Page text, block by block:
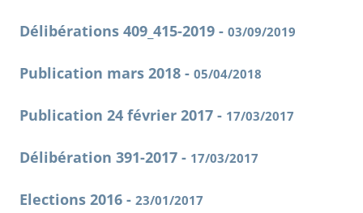
Délibérations 409_415-2019 - 03/09/2019
Publication mars 2018 - 05/04/2018
Publication 24 février 2017 - 17/03/2017
Délibération 391-2017 - 17/03/2017
Elections 2016 - 23/01/2017